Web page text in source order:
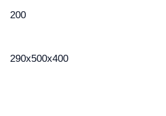
200
290x500x400